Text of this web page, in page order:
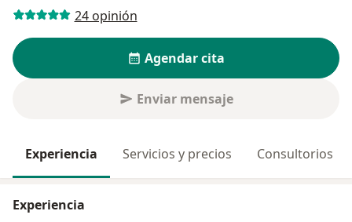
24 opinión
Agendar cita
Enviar mensaje
Experiencia Servicios y precios Consultorios
Experiencia